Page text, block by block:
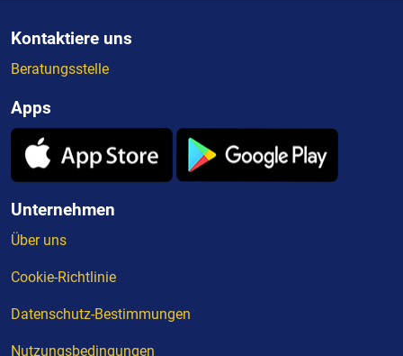
Kontaktiere uns
Beratungsstelle
Apps
Unternehmen
Über uns
Cookie-Richtlinie
Datenschutz-Bestimmungen
Nutzungsbedingungen